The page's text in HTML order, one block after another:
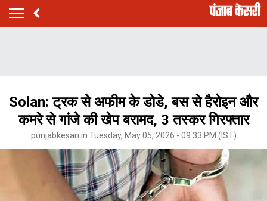
Solan: ट्रक से अफीम के डोडे, बस से हैरोइन और
कमरे से गांजे की खेप बरामद, 3 तस्कर गिरफ्तार
punjabkesari.in Tuesday, May 05, 2026 - 09:33 PM (IST)